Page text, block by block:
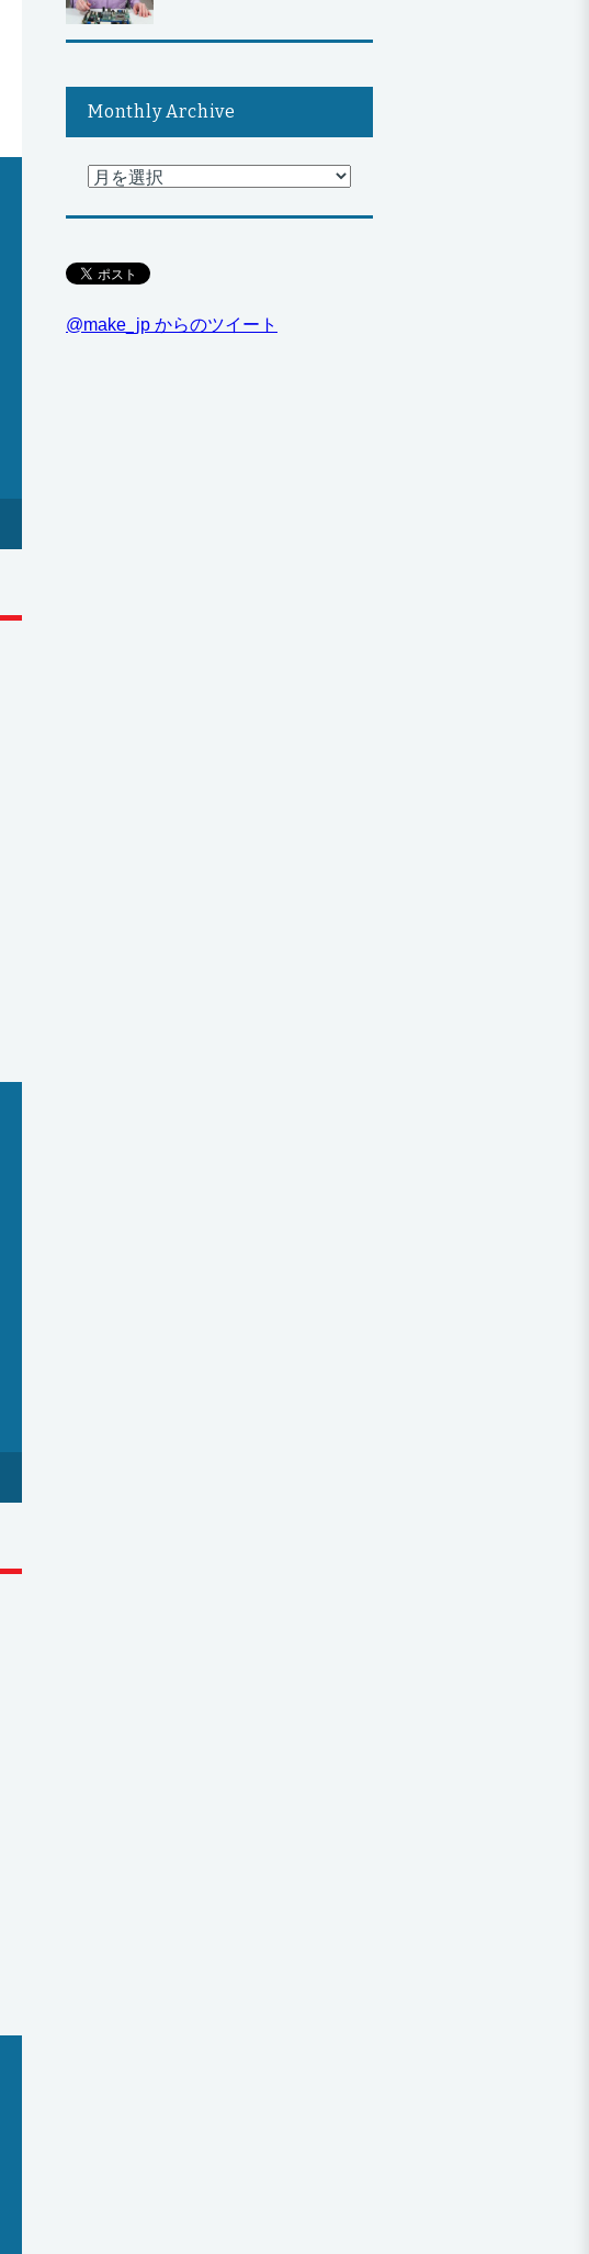
Monthly Archive
@make_jp からのツイート